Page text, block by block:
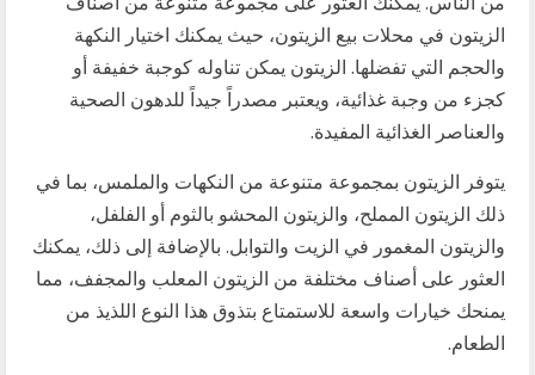
الزيتون في محلات بيع الزيتون، حيث يمكنك اختيار النكهة
والحجم التي تفضلها. الزيتون يمكن تناوله كوجبة خفيفة أو
كجزء من وجبة غذائية، ويعتبر مصدراً جيداً للدهون الصحية
والعناصر الغذائية المفيدة.
يتوفر الزيتون بمجموعة متنوعة من النكهات والملمس، بما في
ذلك الزيتون المملح، والزيتون المحشو بالثوم أو الفلفل،
والزيتون المغمور في الزيت والتوابل. بالإضافة إلى ذلك، يمكنك
العثور على أصناف مختلفة من الزيتون المعلب والمجفف، مما
يمنحك خيارات واسعة للاستمتاع بتذوق هذا النوع اللذيذ من
الطعام.